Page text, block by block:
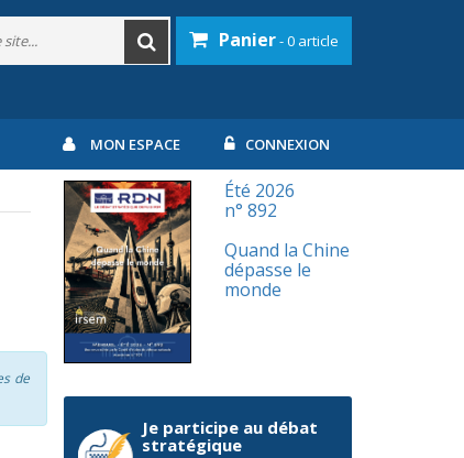
Panier- 0 article
MON ESPACE CONNEXION
de
Été 2026
n° 892
Quand la Chine
dépasse le
monde
Je participe au débat
stratégique